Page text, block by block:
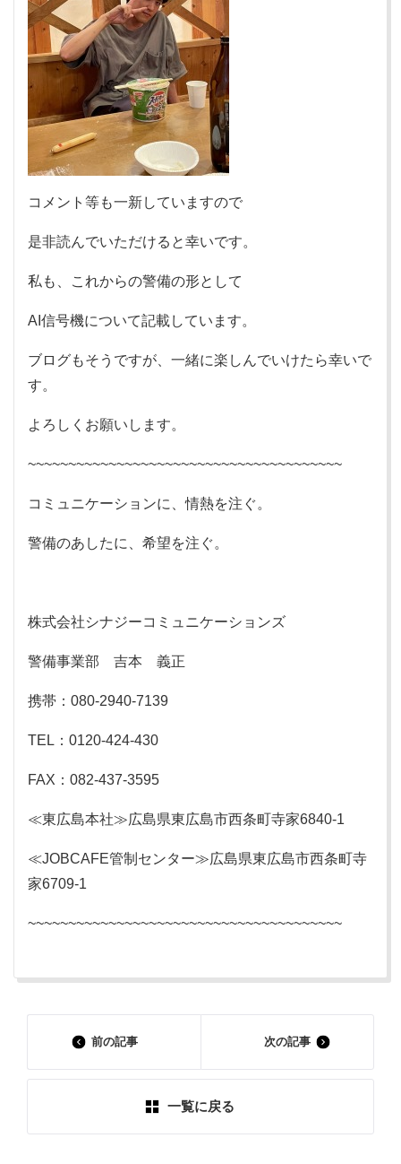
コメント等も一新していますので
是非読んでいただけると幸いです。
私も、これからの警備の形として
AI信号機について記載しています。
ブログもそうですが、一緒に楽しんでいけたら幸いで
す。
よろしくお願いします。
~~~~~~~~~~~~~~~~~~~~~~~~~~~~~~~~~~~~~~~
コミュニケーションに、情熱を注ぐ。
警備のあしたに、希望を注ぐ。
株式会社シナジーコミュニケーションズ
警備事業部 吉本 義正
携帯：080-2940-7139
TEL：0120-424-430
FAX：082-437-3595
≪東広島本社≫広島県東広島市西条町寺家6840-1
≪JOBCAFE管制センター≫広島県東広島市西条町寺
家6709-1
~~~~~~~~~~~~~~~~~~~~~~~~~~~~~~~~~~~~~~~
前の記事
一覧に戻る
次の記事